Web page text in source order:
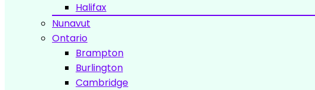
Halifax
Nunavut
Ontario
Brampton
Burlington
Cambridge